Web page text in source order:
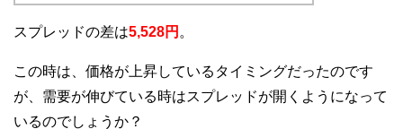
スプレッドの差は5,528円 。
この時は、価格が上昇しているタイミングだったのです
が、需要が伸びている時はスプレッドが開くようになって
いるのでしょうか？